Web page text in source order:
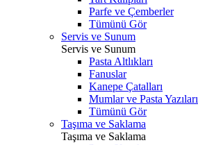
Parfe ve Çemberler
Tümünü Gör
Servis ve Sunum
Servis ve Sunum
Pasta Altlıkları
Fanuslar
Kanepe Çatalları
Mumlar ve Pasta Yazıları
Tümünü Gör
Taşıma ve Saklama
Taşıma ve Saklama